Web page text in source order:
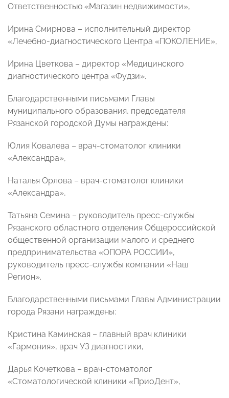
Ответственностью «Магазин недвижимости»,
Ирина Смирнова – исполнительный директор
«Лечебно-диагностического Центра «ПОКОЛЕНИЕ»,
Ирина Цветкова – директор «Медицинского
диагностического центра «Фудзи».
Благодарственными письмами Главы
муниципального образования, председателя
Рязанской городской Думы награждены:
Юлия Ковалева – врач-стоматолог клиники
«Александра»,
Наталья Орлова – врач-стоматолог клиники
«Александра»,
Татьяна Семина – руководитель пресс-службы
Рязанского областного отделения Общероссийской
общественной организации малого и среднего
предпринимательства «ОПОРА РОССИИ»,
руководитель пресс-службы компании «Наш
Регион».
Благодарственными письмами Главы Администрации
города Рязани награждены:
Кристина Каминская – главный врач клиники
«Гармония», врач УЗ диагностики,
Дарья Кочеткова – врач-стоматолог
«Стоматологической клиники «ПриоДент»,